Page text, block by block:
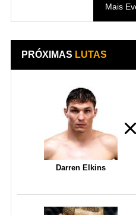
Mais
PRÓXIMAS LUTAS
Darren Elkins